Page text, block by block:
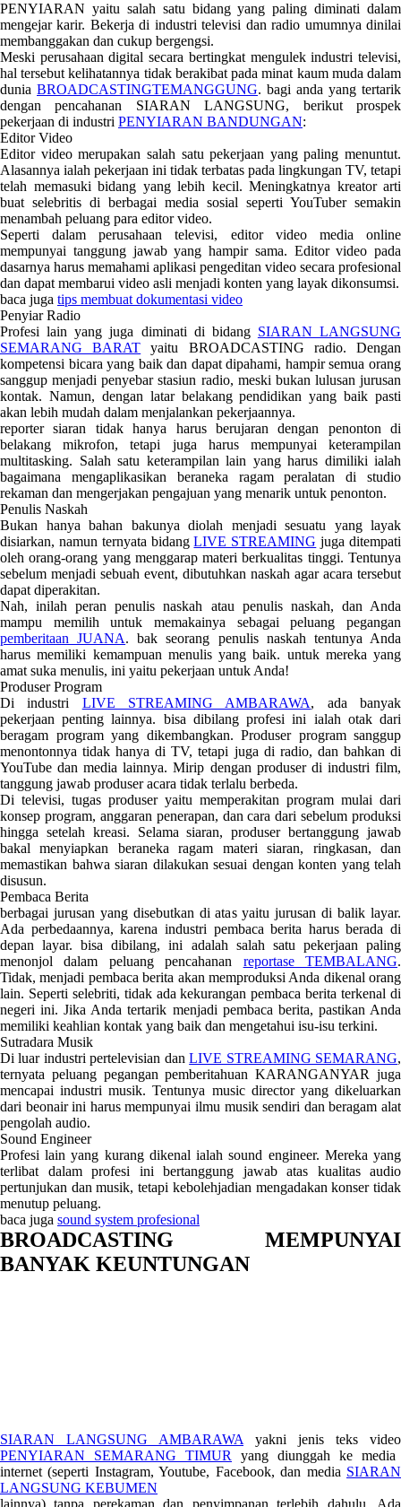
PENYIARAN yaitu salah satu bidang yang paling diminati dalam
mengejar karir. Bekerja di industri televisi dan radio umumnya dinilai
membanggakan dan cukup bergengsi.
Meski perusahaan digital secara bertingkat mengulek industri televisi,
hal tersebut kelihatannya tidak berakibat pada minat kaum muda dalam
dunia BROADCASTINGTEMANGGUNG. bagi anda yang tertarik
dengan pencahanan SIARAN LANGSUNG, berikut prospek
pekerjaan di industri PENYIARAN BANDUNGAN:
Editor Video
Editor video merupakan salah satu pekerjaan yang paling menuntut.
Alasannya ialah pekerjaan ini tidak terbatas pada lingkungan TV, tetapi
telah memasuki bidang yang lebih kecil. Meningkatnya kreator arti
buat selebritis di berbagai media sosial seperti YouTuber semakin
menambah peluang para editor video.
Seperti dalam perusahaan televisi, editor video media online
mempunyai tanggung jawab yang hampir sama. Editor video pada
dasarnya harus memahami aplikasi pengeditan video secara profesional
dan dapat membarui video asli menjadi konten yang layak dikonsumsi.
baca juga tips membuat dokumentasi video
Penyiar Radio
Profesi lain yang juga diminati di bidang SIARAN LANGSUNG
SEMARANG BARAT yaitu BROADCASTING radio. Dengan
kompetensi bicara yang baik dan dapat dipahami, hampir semua orang
sanggup menjadi penyebar stasiun radio, meski bukan lulusan jurusan
kontak. Namun, dengan latar belakang pendidikan yang baik pasti
akan lebih mudah dalam menjalankan pekerjaannya.
reporter siaran tidak hanya harus berujaran dengan penonton di
belakang mikrofon, tetapi juga harus mempunyai keterampilan
multitasking. Salah satu keterampilan lain yang harus dimiliki ialah
bagaimana mengaplikasikan beraneka ragam peralatan di studio
rekaman dan mengerjakan pengajuan yang menarik untuk penonton.
Penulis Naskah
Bukan hanya bahan bakunya diolah menjadi sesuatu yang layak
disiarkan, namun ternyata bidangLIVE STREAMING juga ditempati
oleh orang-orang yang menggarap materi berkualitas tinggi. Tentunya
sebelum menjadi sebuah event, dibutuhkan naskah agar acara tersebut
dapat diperakitan.
Nah, inilah peran penulis naskah atau penulis naskah, dan Anda
mampu memilih untuk memakainya sebagai peluang pegangan
pemberitaan JUANA. bak seorang penulis naskah tentunya Anda
harus memiliki kemampuan menulis yang baik. untuk mereka yang
amat suka menulis, ini yaitu pekerjaan untuk Anda!
Produser Program
Di industri LIVE STREAMING AMBARAWA, ada banyak
pekerjaan penting lainnya. bisa dibilang profesi ini ialah otak dari
beragam program yang dikembangkan. Produser program sanggup
menontonnya tidak hanya di TV, tetapi juga di radio, dan bahkan di
YouTube dan media lainnya. Mirip dengan produser di industri film,
tanggung jawab produser acara tidak terlalu berbeda.
Di televisi, tugas produser yaitu memperakitan program mulai dari
konsep program, anggaran penerapan, dan cara dari sebelum produksi
hingga setelah kreasi. Selama siaran, produser bertanggung jawab
bakal menyiapkan beraneka ragam materi siaran, ringkasan, dan
memastikan bahwa siaran dilakukan sesuai dengan konten yang telah
disusun.
Pembaca Berita
berbagai jurusan yang disebutkan di atas yaitu jurusan di balik layar.
Ada perbedaannya, karena industri pembaca berita harus berada di
depan layar. bisa dibilang, ini adalah salah satu pekerjaan paling
menonjol dalam peluang pencahanan reportase TEMBALANG.
Tidak, menjadi pembaca berita akan memproduksi Anda dikenal orang
lain. Seperti selebriti, tidak ada kekurangan pembaca berita terkenal di
negeri ini. Jika Anda tertarik menjadi pembaca berita, pastikan Anda
memiliki keahlian kontak yang baik dan mengetahui isu-isu terkini.
Sutradara Musik
Di luar industri pertelevisian danLIVE STREAMING SEMARANG,
ternyata peluang pegangan pemberitahuan KARANGANYAR juga
mencapai industri musik. Tentunya music director yang dikeluarkan
dari beonair ini harus mempunyai ilmu musik sendiri dan beragam alat
pengolah audio.
Sound Engineer
Profesi lain yang kurang dikenal ialah sound engineer. Mereka yang
terlibat dalam profesi ini bertanggung jawab atas kualitas audio
pertunjukan dan musik, tetapi kebolehjadian mengadakan konser tidak
menutup peluang.
baca juga sound system profesional
BROADCASTING MEMPUNYAI
BANYAK KEUNTUNGAN
SIARAN LANGSUNG AMBARAWA yakni jenis teks video
PENYIARAN SEMARANG TIMUR
yang diunggah ke media
internet (seperti Instagram, Youtube, Facebook, dan media SIARAN
LANGSUNG KEBUMEN
lainnya) tanpa perekaman dan penyimpanan terlebih dahulu. Ada